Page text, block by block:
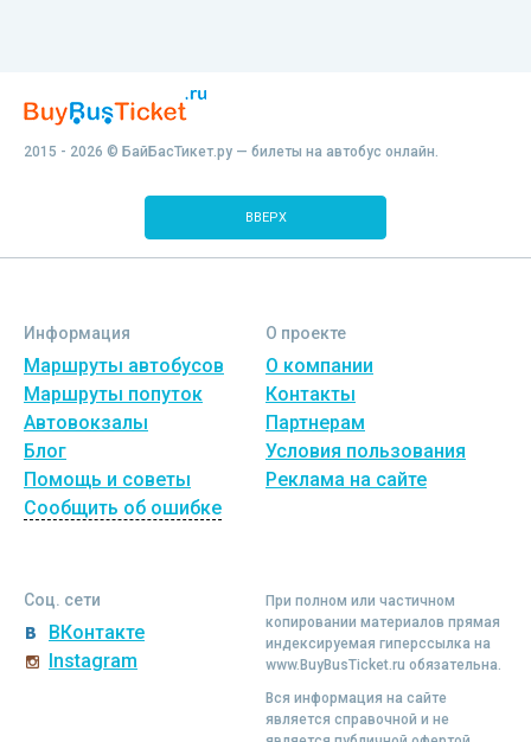
2015 - 2026 © БайБасТикет.ру — билеты на автобус онлайн.
ВВЕРХ
Информация
Маршруты автобусов
Маршруты попуток
Автовокзалы
Блог
Помощь и советы
Сообщить об ошибке
О проекте
О компании
Контакты
Партнерам
Условия пользования
Реклама на сайте
Соц. сети
ВКонтакте
Instagram
При полном или частичном
копировании материалов прямая
индексируемая гиперссылка на
www.BuyBusTicket.ru обязательна.
Вся информация на сайте
является справочной и не